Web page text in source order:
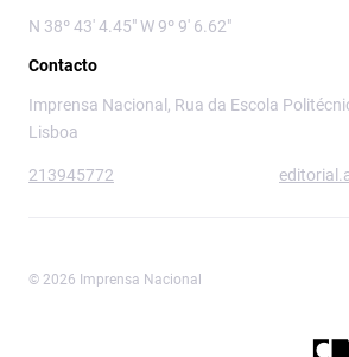
N 38º 43' 4.45" W 9º 9' 6.62"
Contacto
Imprensa Nacional, Rua da Escola
Lisboa
213945772
© 2026 Imprensa Nacional